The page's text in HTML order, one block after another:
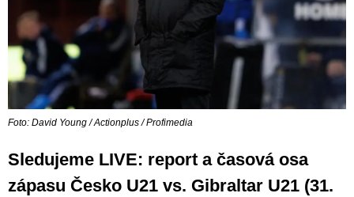
Foto: David Young / Actionplus / Profimedia
Sledujeme LIVE: report a časová osa
zápasu Česko U21 vs. Gibraltar U21 (31.